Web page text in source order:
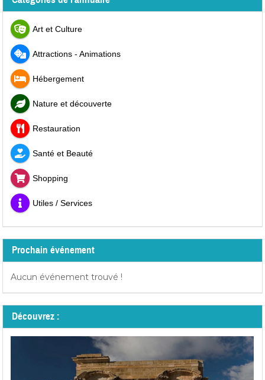
Art et Culture
Attractions - Animations
Hébergement
Nature et découverte
Restauration
Santé et Beauté
Shopping
Utiles / Services
Prochain événement
Aucun événement trouvé !
Découvrez :